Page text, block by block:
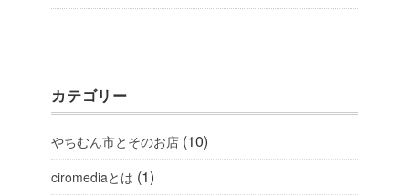
カテゴリー
やちむん市とそのお店 (10)
ciromediaとは (1)